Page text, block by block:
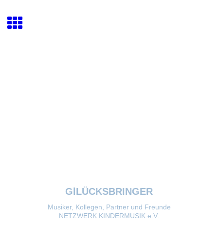
GlLÜCKSBRINGER
Musiker, Kollegen, Partner und Freunde
NETZWERK KINDERMUSIK e.V.